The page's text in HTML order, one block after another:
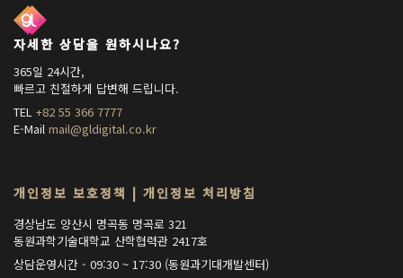
자세한 상담을 원하시나요?
365일 24시간,
빠르고 친절하게 답변해 드립니다.
TEL +82 55 366 7777
E-Mail mail@gldigital.co.kr
개인정보 보호정책 | 개인정보 처리방침
경상남도 양산시 명곡동 명곡로 321
동원과학기술대학교 산학협력관 2417호
상담운영시간 - 09:30 ~ 17:30 (동원과기대개발센터)